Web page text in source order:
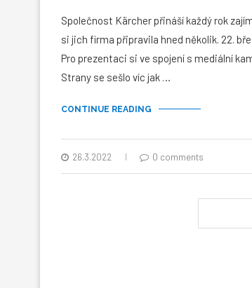
Společnost Kärcher přináší každý rok
si jich firma připravila hned několik. 22.
Pro prezentaci si ve spojení s mediální
Strany se sešlo víc jak …
CONTINUE READING
26.3.2022 0 comments